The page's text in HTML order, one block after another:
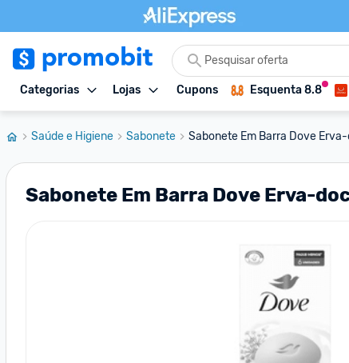
Categorias Lojas Cupons Esquenta 8.8
Saúde e Higiene Sabonete Sabonete Em Barra Dove
Sabonete Em Barra Dove Erva-